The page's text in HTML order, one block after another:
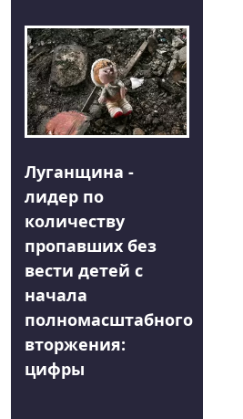
Луганщина -
лидер по
количеству
пропавших без
вести детей с
начала
полномасштабного
вторжения:
цифры